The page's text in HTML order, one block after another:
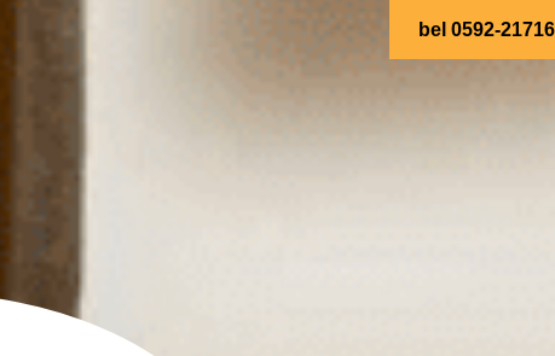
bel 0592-